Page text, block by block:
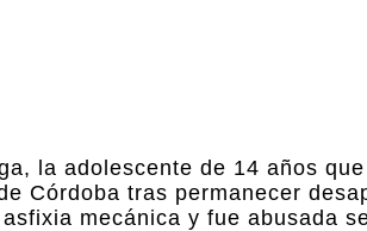
la adolescente de 14 años
Córdoba tras permanecer
mecánica y fue abusada